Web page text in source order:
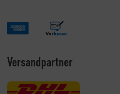
Versandpartner